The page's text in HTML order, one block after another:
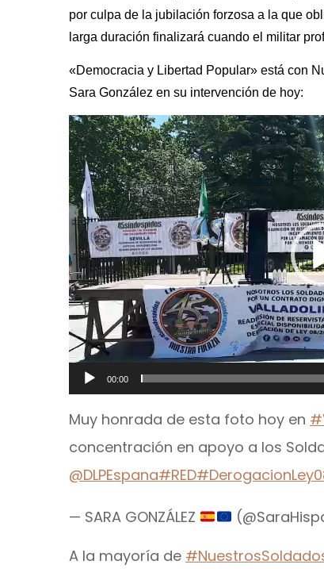
por culpa de la jubilación forzosa a la que
larga duración finalizará cuando el militar
«Democracia y Libertad Popular» está con
Sara González en su intervención de hoy:
Reproductor
de
vídeo
00:00
Muy honrada de esta foto hoy en
concentración en apoyo a los
@DLPEspana#RED
— SARA GONZÁLEZ
A la mayoría de